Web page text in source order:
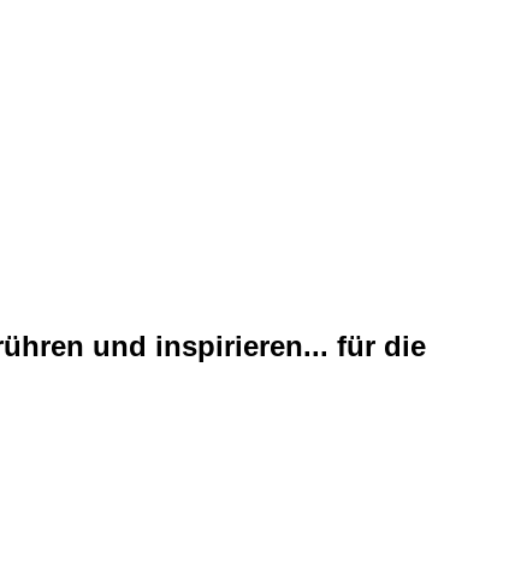
und inspirieren... für die